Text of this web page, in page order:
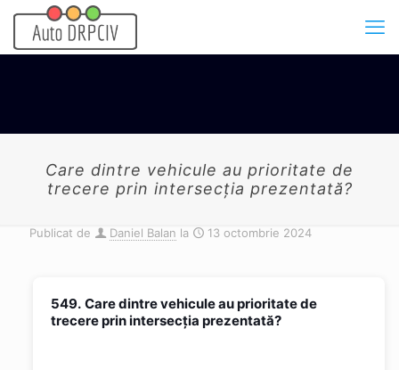
Care dintre vehicule au prioritate de
trecere prin intersecţia prezentată?
Publicat de Daniel Balan la 13 octombrie 2024
549. Care dintre vehicule au prioritate de
trecere prin intersecţia prezentată?